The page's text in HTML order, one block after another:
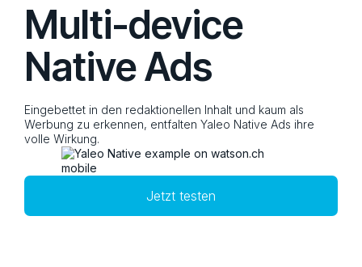
Multi-device
Native Ads
Eingebettet in den redaktionellen Inhalt und kaum als
Werbung zu erkennen, entfalten Yaleo Native Ads ihre
volle Wirkung.
Jetzt testen